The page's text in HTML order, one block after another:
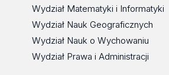
Wydział Matematyki i Informatyki
Wydział Nauk Geograficznych
Wydział Nauk o Wychowaniu
Wydział Prawa i Administracji